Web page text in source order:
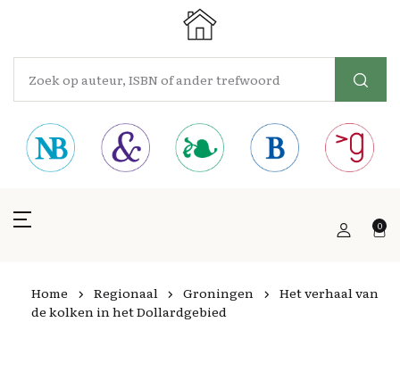
0
Home Regionaal Groningen
Het verhaal van
de kolken in het Dollardgebied